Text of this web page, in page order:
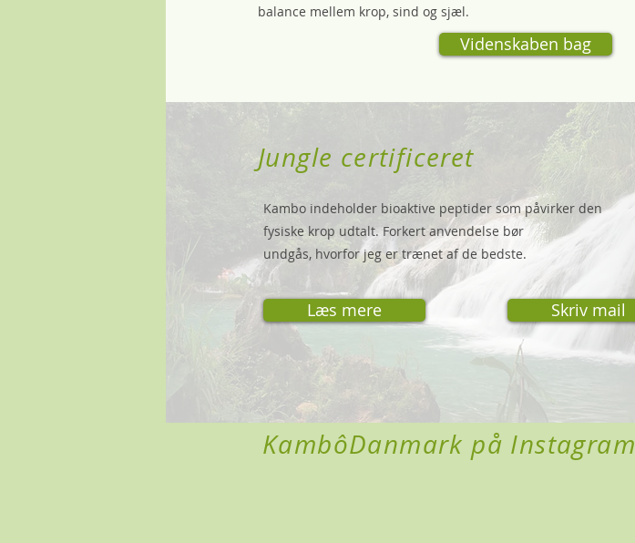
balance mellem krop, sind og sjæl.
Videnskaben bag
Jungle certificeret
Kambo indeholder bioaktive peptider som påvirker den
fysiske krop udtalt. Forkert anvendelse bør
undgås, hvorfor jeg er trænet af de bedste.
Læs mere Skriv mail
KambôDanmark på Instagram